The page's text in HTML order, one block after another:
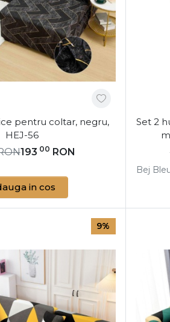
pentru coltar, negru,
HEJ-56
193 00 RON
in cos
Set 2
Bej
9%